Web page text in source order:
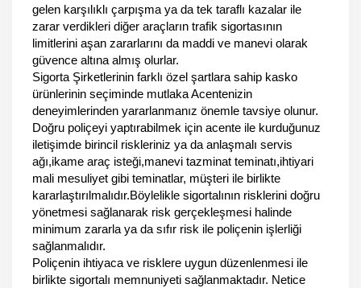
gelen karşılıklı çarpışma ya da tek taraflı kazalar ile
zarar verdikleri diğer araçların trafik sigortasının
limitlerini aşan zararlarını da maddi ve manevi olarak
güvence altına almış olurlar.
Sigorta Şirketlerinin farklı özel şartlara sahip kasko
ürünlerinin seçiminde mutlaka Acentenizin
deneyimlerinden yararlanmanız önemle tavsiye olunur.
Doğru poliçeyi yaptırabilmek için acente ile kurduğunuz
iletişimde birincil riskleriniz ya da anlaşmalı servis
ağı,ikame araç isteği,manevi tazminat teminatı,ihtiyari
mali mesuliyet gibi teminatlar, müşteri ile birlikte
kararlaştırılmalıdır.Böylelikle sigortalının risklerini doğru
yönetmesi sağlanarak risk gerçekleşmesi halinde
minimum zararla ya da sıfır risk ile poliçenin işlerliği
sağlanmalıdır.
Poliçenin ihtiyaca ve risklere uygun düzenlenmesi ile
birlikte sigortalı memnuniyeti sağlanmaktadır. Netice